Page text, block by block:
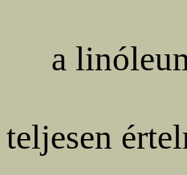
a
teljesen